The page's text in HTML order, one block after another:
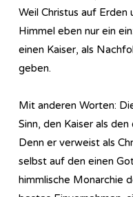
Weil Christus auf Erden
Himmel eben nur ein
einen Kaiser, als
geben.
Mit anderen Worten:
Sinn, den Kaiser als
Denn er verweist als
selbst auf den einen
himmlische Monarchie